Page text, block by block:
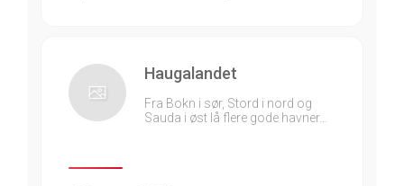
Haugalandet
Fra Bokn i sør, Stord i nord og
Sauda i øst lå flere gode havner…